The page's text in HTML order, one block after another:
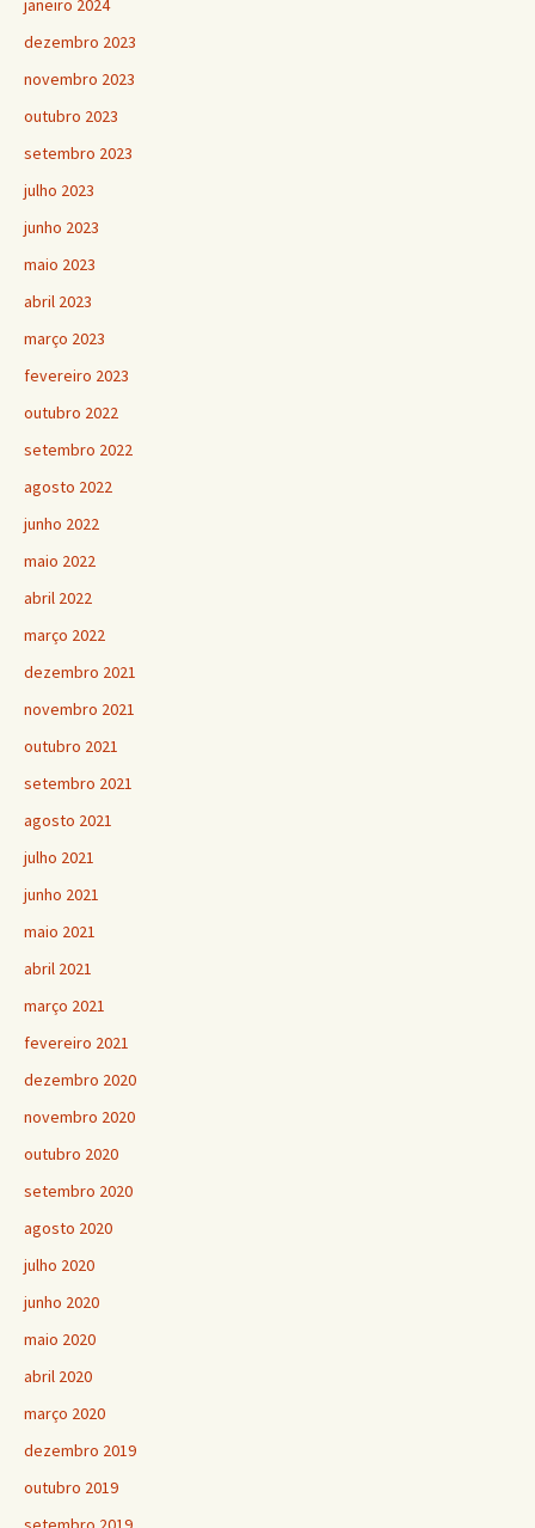
janeiro 2024
dezembro 2023
novembro 2023
outubro 2023
setembro 2023
julho 2023
junho 2023
maio 2023
abril 2023
março 2023
fevereiro 2023
outubro 2022
setembro 2022
agosto 2022
junho 2022
maio 2022
abril 2022
março 2022
dezembro 2021
novembro 2021
outubro 2021
setembro 2021
agosto 2021
julho 2021
junho 2021
maio 2021
abril 2021
março 2021
fevereiro 2021
dezembro 2020
novembro 2020
outubro 2020
setembro 2020
agosto 2020
julho 2020
junho 2020
maio 2020
abril 2020
março 2020
dezembro 2019
outubro 2019